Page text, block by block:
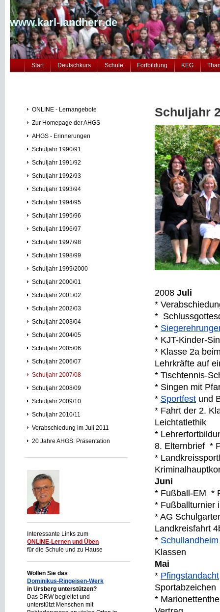
www.karl-landherr.de
Start Deutschkurs Schule Fortbildung KEG
ONLINE - Lernangebote
Zur Homepage der AHGS
AHGS - Erinnerungen
Schuljahr 1990/91
Schuljahr 1991/92
Schuljahr 1992/93
Schuljahr 1993/94
Schuljahr 1994/95
Schuljahr 1995/96
Schuljahr 1996/97
Schuljahr 1997/98
Schuljahr 1998/99
Schuljahr 1999/2000
Schuljahr 2000/01
Schuljahr 2001/02
Schuljahr 2002/03
Schuljahr 2003/04
Schuljahr 2004/05
Schuljahr 2005/06
Schuljahr 2006/07
Schuljahr 2007/08
Schuljahr 2008/09
Schuljahr 2009/10
Schuljahr 2010/11
Verabschiedung im Juli 2011
20 Jahre AHGS: Präsentation
Interessante Links zum
ONLINE-Lernen und Üben
für die Schule und zu Hause
Wollen Sie das
Dominikus-Ringeisen-Werk
in Ursberg unterstützen?
Das DRW begleitet und
unterstützt Menschen mit
Schuljahr
2008 Juli
*
*
*
* KJT-Kinder-
* Klasse 2a
Lehrkräfte auf
* Tischtennis-
* Singen mit
* Sportfest und
* Fahrt der 2.
Leichtatlethik
*
8. Elternbrief *
*
Juni
* Fußball-EM *
* Fußballturnier
* AG
Landkreisfahrt
* Schullandheim
Klassen
Mai
* Pfingstandacht
Sportabzeichen
*